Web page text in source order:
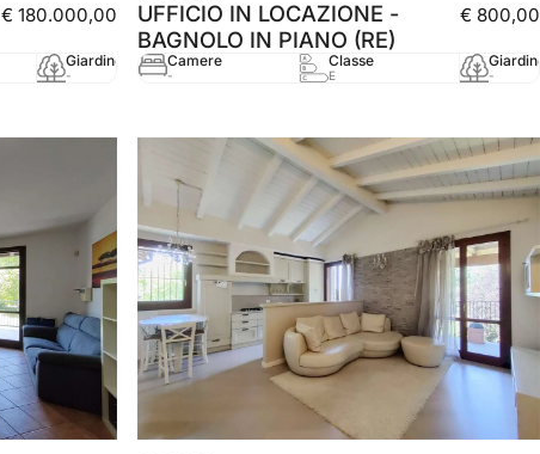
€ 180.000,00
Giardino
-
UFFICIO IN LOCAZIONE -
BAGNOLO IN PIANO (RE)
€ 800,00
Camere
-
Classe
E -